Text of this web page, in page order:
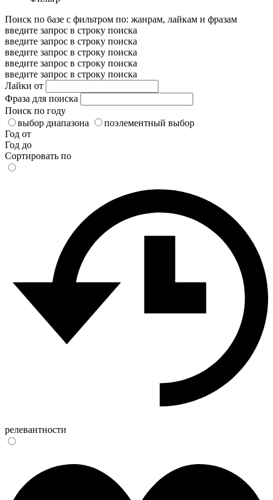
Поиск по базе с фильтром по: жанрам, лайкам и фразам
введите запрос в строку поиска
введите запрос в строку поиска
введите запрос в строку поиска
введите запрос в строку поиска
введите запрос в строку поиска
Лайки от
Фраза для поиска
Поиск по году
выбор диапазона
поэлементный выбор
Год от
Год до
Сортировать по
релевантности